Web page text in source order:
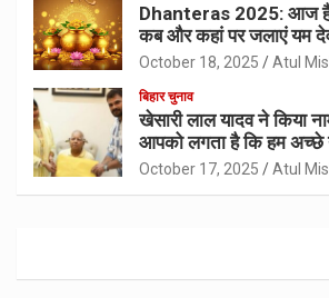
Dhanteras 2025: आज
कब और कहां पर जलाएं यम
October 18, 2025 Atul
बिहार चुनाव
खेसारी लाल यादव ने किया
आपको लगता है कि हम अच्छे
October 17, 2025 Atul